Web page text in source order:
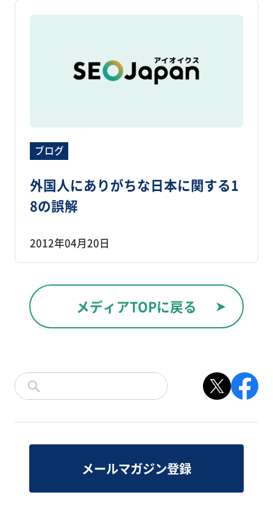
ブログ
外国人にありがちな日本に関する1
8の誤解
2012年04月20日
メディアTOPに戻る
メールマガジン登録